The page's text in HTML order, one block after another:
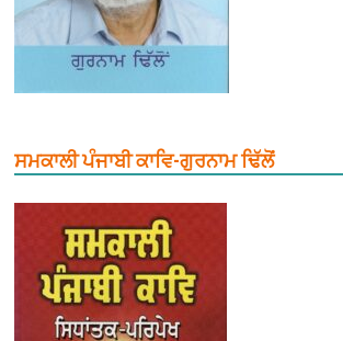
ਸਮਕਾਲੀ ਪੰਜਾਬੀ ਕਾਵਿ-ਗੁਰਨਾਮ ਢਿੱਲੋਂ